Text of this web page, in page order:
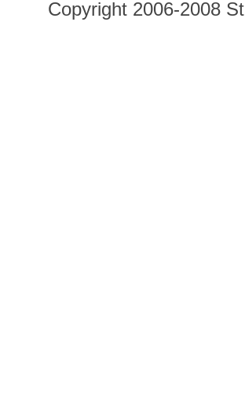
Copyright 2006-2008